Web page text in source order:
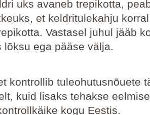
uks avaneb trepikotta,
et keldritulekahju
Vastasel juhul jääb
lõksu ega pääse välja.
kontrollib tuleohutusnõuete
kuid lisaks tehakse
kogu Eestis.